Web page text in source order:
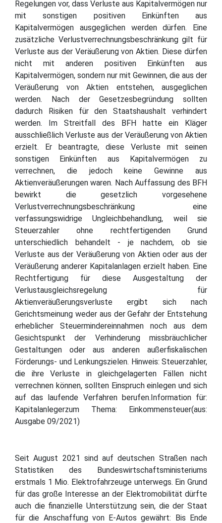
Regelungen vor, dass Verluste aus Kapitalvermögen nur
mit sonstigen positiven Einkünften aus
Kapitalvermögen ausgeglichen werden dürfen. Eine
zusätzliche Verlustverrechnungsbeschränkung gilt für
Verluste aus der Veräußerung von Aktien. Diese dürfen
nicht mit anderen positiven Einkünften aus
Kapitalvermögen, sondern nur mit Gewinnen, die aus der
Veräußerung von Aktien entstehen, ausgeglichen
werden. Nach der Gesetzesbegründung sollten
dadurch Risiken für den Staatshaushalt verhindert
werden. Im Streitfall des BFH hatte ein Kläger
ausschließlich Verluste aus der Veräußerung von Aktien
erzielt. Er beantragte, diese Verluste mit seinen
sonstigen Einkünften aus Kapitalvermögen zu
verrechnen, die jedoch keine Gewinne aus
Aktienveräußerungen waren. Nach Auffassung des BFH
bewirkt die gesetzlich vorgesehene
Verlustverrechnungsbeschränkung eine
verfassungswidrige Ungleichbehandlung, weil sie
Steuerzahler ohne rechtfertigenden Grund
unterschiedlich behandelt - je nachdem, ob sie
Verluste aus der Veräußerung von Aktien oder aus der
Veräußerung anderer Kapitalanlagen erzielt haben. Eine
Rechtfertigung für diese Ausgestaltung der
Verlustausgleichsregelung für
Aktienveräußerungsverluste ergibt sich nach
Gerichtsmeinung weder aus der Gefahr der Entstehung
erheblicher Steuermindereinnahmen noch aus dem
Gesichtspunkt der Verhinderung missbräuchlicher
Gestaltungen oder aus anderen außerfiskalischen
Förderungs- und Lenkungszielen. Hinweis: Steuerzahler,
die ihre Verluste in gleichgelagerten Fällen nicht
verrechnen können, sollten Einspruch einlegen und sich
auf das laufende Verfahren berufen.Information für:
Kapitalanlegerzum Thema: Einkommensteuer(aus:
Ausgabe 09/2021)
Seit August 2021 sind auf deutschen Straßen nach
Statistiken des Bundeswirtschaftsministeriums
erstmals 1 Mio. Elektrofahrzeuge unterwegs. Ein Grund
für das große Interesse an der Elektromobilität dürfte
auch die finanzielle Unterstützung sein, die der Staat
für die Anschaffung von E-Autos gewährt: Bis Ende